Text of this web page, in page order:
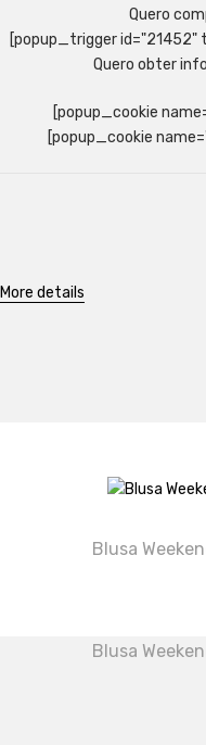
Quero
[popup_trigger id="21452"
Quero obter
[popup_cookie
[popup_cookie
More details
Blusa
Blusa